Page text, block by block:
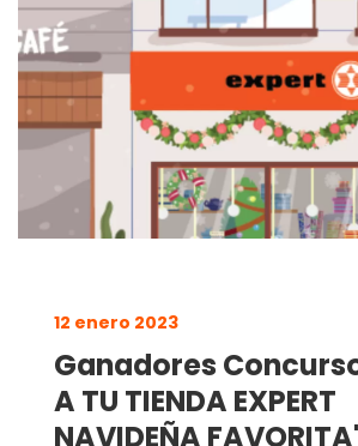
12 enero 2023
Ganadores
A TU TIENDA EXPERT
NAVIDEÑA